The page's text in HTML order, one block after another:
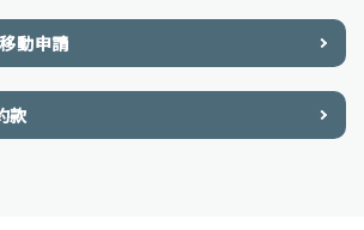
移動申請
款